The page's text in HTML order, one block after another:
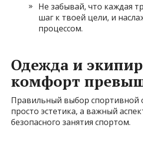
Не забывай, что каждая
шаг к твоей цели, и
процессом.
Одежда и
комфорт
Правильный выбор
просто эстетика, а важный
безопасного занятия спортом.